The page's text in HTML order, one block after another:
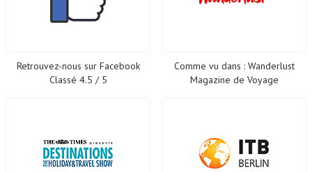
Retrouvez-nous sur Facebook
Classé 4.5 / 5
Comme vu dans : Wanderlust
Magazine de Voyage